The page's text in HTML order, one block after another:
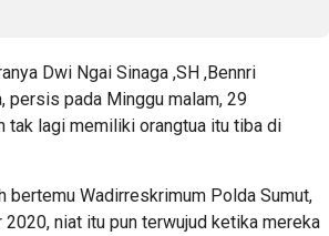
Dwi Ngai Sinaga ,SH ,Bennri
persis pada Minggu malam, 29
tak lagi memiliki orangtua itu tiba di
bertemu Wadirreskrimum Polda Sumut,
niat itu pun terwujud ketika mereka